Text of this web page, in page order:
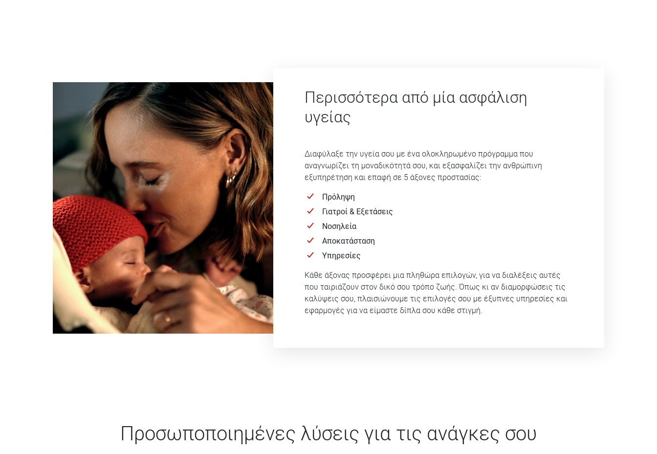
Περισσότερα από μία ασφάλιση
υγείας
Διαφύλαξε την υγεία σου με ένα ολοκληρωμένο πρόγραμμα που
αναγνωρίζει τη μοναδικότητά σου, και εξασφαλίζει την ανθρώπινη
εξυπηρέτηση και επαφή σε 5 άξονες προστασίας:
Πρόληψη
Γιατροί & Εξετάσεις
Νοσηλεία
Αποκατάσταση
Υπηρεσίες
Κάθε άξονας προσφέρει μια πληθώρα επιλογών, για να διαλέξεις αυτές
που ταιριάζουν στον δικό σου τρόπο ζωής. Όπως κι αν διαμορφώσεις τις
καλύψεις σου, πλαισιώνουμε τις επιλογές σου με έξυπνες υπηρεσίες και
εφαρμογές για να είμαστε δίπλα σου κάθε στιγμή.
Προσωποποιημένες λύσεις για τις ανάγκες σου